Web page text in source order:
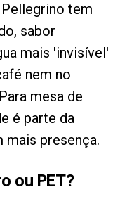
tem
sabor
mais 'invisível'
nem no
mesa de
é parte da
mais presença.
ou PET?